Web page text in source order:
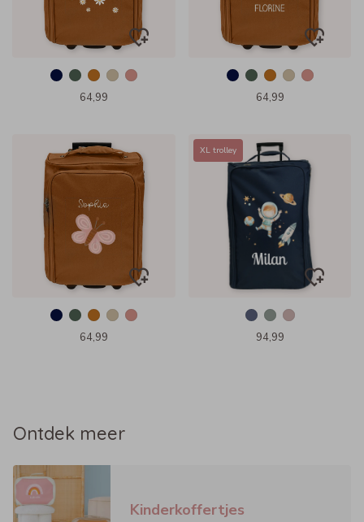
64,99 64,99
64,99
XL trolley
94,99
Ontdek meer
Kinderkoffertjes